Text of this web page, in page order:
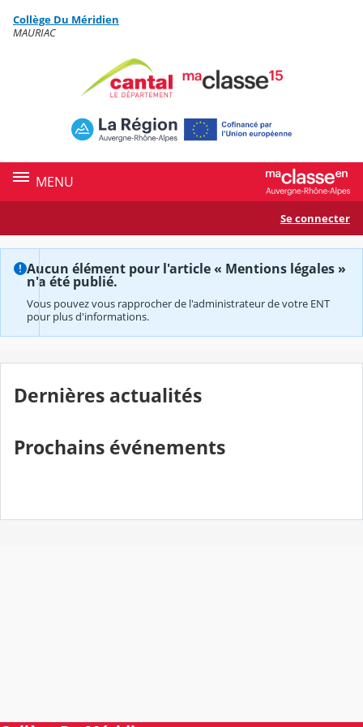
Contenu
Collège Du Méridien
MAURIAC
MENU
Se connecter
Aucun élément pour l'article « Mentions légales »
n'a été publié.
Vous pouvez vous rapprocher de l'administrateur de votre ENT
pour plus d'informations.
Dernières actualités
Prochains événements